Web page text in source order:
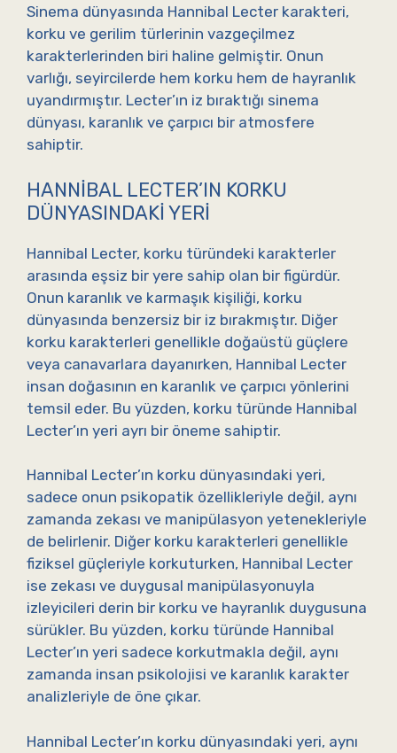
Sinema dünyasında Hannibal Lecter karakteri,
korku ve gerilim türlerinin vazgeçilmez
karakterlerinden biri haline gelmiştir. Onun
varlığı, seyircilerde hem korku hem de hayranlık
uyandırmıştır. Lecter’ın iz bıraktığı sinema
dünyası, karanlık ve çarpıcı bir atmosfere
sahiptir.
HANNIBAL LECTER’IN KORKU
DÜNYASINDAKI YERI
Hannibal Lecter, korku türündeki karakterler
arasında eşsiz bir yere sahip olan bir figürdür.
Onun karanlık ve karmaşık kişiliği, korku
dünyasında benzersiz bir iz bırakmıştır. Diğer
korku karakterleri genellikle doğaüstü güçlere
veya canavarlara dayanırken, Hannibal Lecter
insan doğasının en karanlık ve çarpıcı yönlerini
temsil eder. Bu yüzden, korku türünde Hannibal
Lecter’ın yeri ayrı bir öneme sahiptir.
Hannibal Lecter’ın korku dünyasındaki yeri,
sadece onun psikopatik özellikleriyle değil, aynı
zamanda zekası ve manipülasyon yetenekleriyle
de belirlenir. Diğer korku karakterleri genellikle
fiziksel güçleriyle korkuturken, Hannibal Lecter
ise zekası ve duygusal manipülasyonuyla
izleyicileri derin bir korku ve hayranlık duygusuna
sürükler. Bu yüzden, korku türünde Hannibal
Lecter’ın yeri sadece korkutmakla değil, aynı
zamanda insan psikolojisi ve karanlık karakter
analizleriyle de öne çıkar.
Hannibal Lecter’ın korku dünyasındaki yeri, aynı